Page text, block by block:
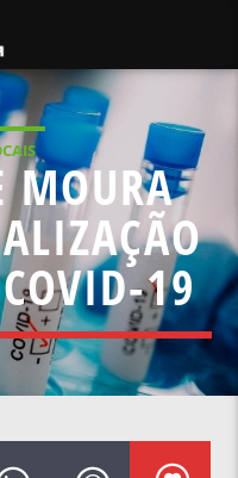
MOURA
19